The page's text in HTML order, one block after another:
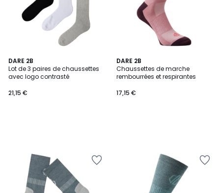
DARE 2B
Lot de 3 paires de chaussettes
avec logo contrasté
21,15 €
DARE 2B
Chaussettes de marche
rembourrées et respirantes
17,15 €